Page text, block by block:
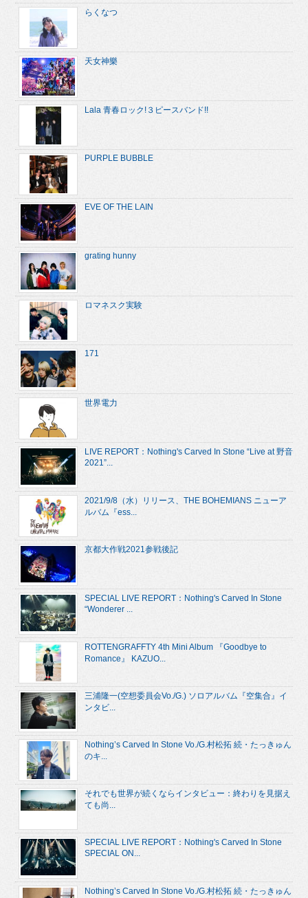
らくなつ
天女神樂
Lala 青春ロック!３ピースバンド!!
PURPLE BUBBLE
EVE OF THE LAIN
grating hunny
ロマネスク実験
171
世界電力
LIVE REPORT：Nothing's Carved In Stone “Live at 野音
2021”...
2021/9/8（水）リリース、THE BOHEMIANS ニューア
ルバム『ess...
京都大作戦2021参戦後記
SPECIAL LIVE REPORT：Nothing's Carved In Stone
“Wonderer ...
ROTTENGRAFFTY 4th Mini Album 『Goodbye to
Romance』 KAZUO...
三浦隆一(空想委員会Vo./G.) ソロアルバム『空集合』イ
ンタビ...
Nothing’s Carved In Stone Vo./G.村松拓 続・たっきゅん
のキ...
それでも世界が続くならインタビュー：終わりを見据え
ても尚...
SPECIAL LIVE REPORT：Nothing's Carved In Stone
SPECIAL ON...
Nothing’s Carved In Stone Vo./G.村松拓 続・たっきゅん